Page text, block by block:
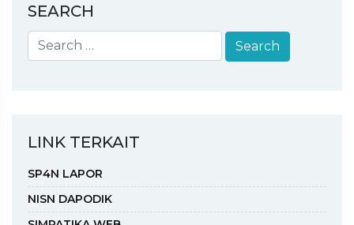
SEARCH
LINK TERKAIT
SP4N LAPOR
NISN DAPODIK